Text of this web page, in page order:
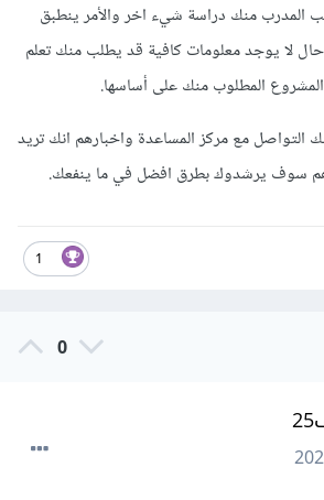
المدرب منك دراسة شيء اخر والأمر ينطبق
لا يوجد معلومات كافية قد يطلب منك تعلم
المطلوب منك على أساسها.
التواصل مع مركز المساعدة واخبارهم انك تريد
سوف يرشدوك بطرق افضل في ما ينفعك.
1
0